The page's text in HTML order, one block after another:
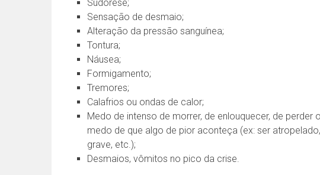
Sudorese;
Sensação de desmaio;
Alteração da pressão sanguínea;
Tontura;
Náusea;
Formigamento;
Tremores;
Calafrios ou ondas de calor;
Medo de intenso de morrer, de enlouquecer, de
medo de que algo de pior aconteça (ex: ser
grave, etc.);
Desmaios, vômitos no pico da crise.